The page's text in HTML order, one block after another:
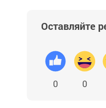
Оставляйте
0 0